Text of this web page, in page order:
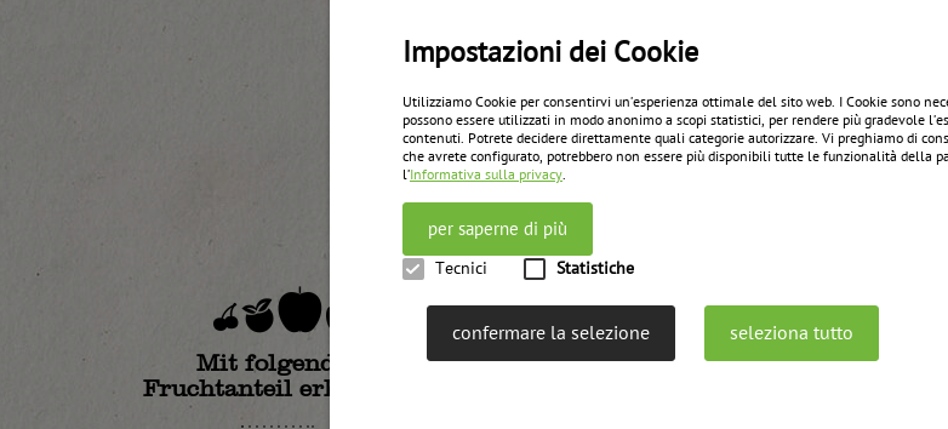
Impostazioni dei Cookie
Utilizziamo Cookie per consentirvi un’esperienza ottimale del sito web. I Cookie sono
possono essere utilizzati in modo anonimo a scopi statistici, per rendere più gradevole
contenuti. Potrete decidere direttamente quali categorie autorizzare. Vi preghiamo di
che avrete configurato, potrebbero non essere più disponibili tutte le funzionalità della
l’Informativa sulla privacy.
per saperne di più
Tecnici Statistiche
confermare la selezione seleziona tutto
Vasetto
zurück zur Übersicht
Mit folgendem
Fruchtanteil erhältlich: